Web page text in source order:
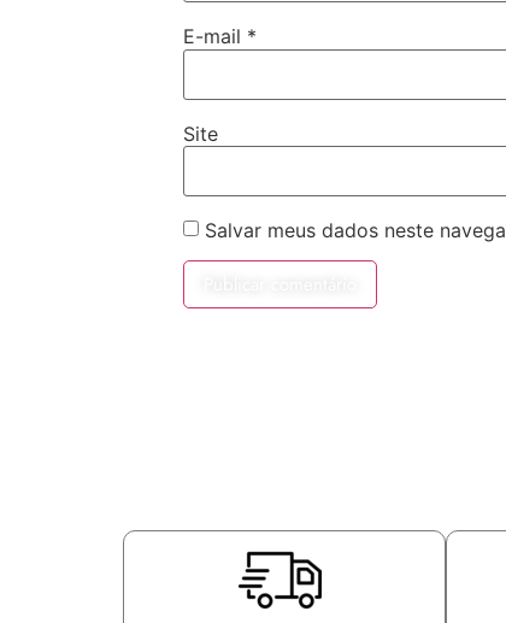
E-mail *
Site
Salvar meus dados neste